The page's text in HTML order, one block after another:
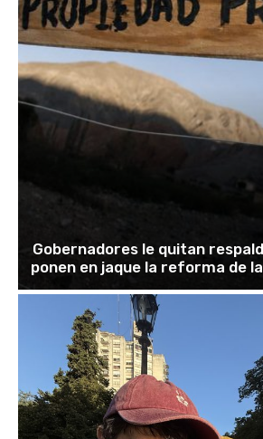
Gobernadores le quitan
ponen en jaque la reforma de